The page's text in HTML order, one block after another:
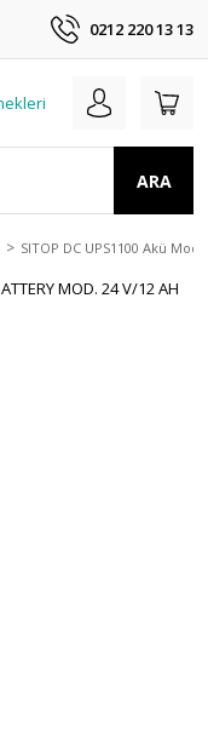
0212 220 13 13
ARA
SITOP DC UPS1100 Akü